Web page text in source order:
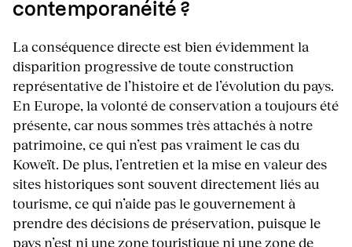
contemporanéité ?
La conséquence directe est bien évidemment la
disparition progressive de toute construction
représentative de l’histoire et de l’évolution du pays.
En Europe, la volonté de conservation a toujours été
présente, car nous sommes très attachés à notre
patrimoine, ce qui n’est pas vraiment le cas du
Koweït. De plus, l’entretien et la mise en valeur des
sites historiques sont souvent directement liés au
tourisme, ce qui n’aide pas le gouvernement à
prendre des décisions de préservation, puisque le
pays n’est ni une zone touristique ni une zone de